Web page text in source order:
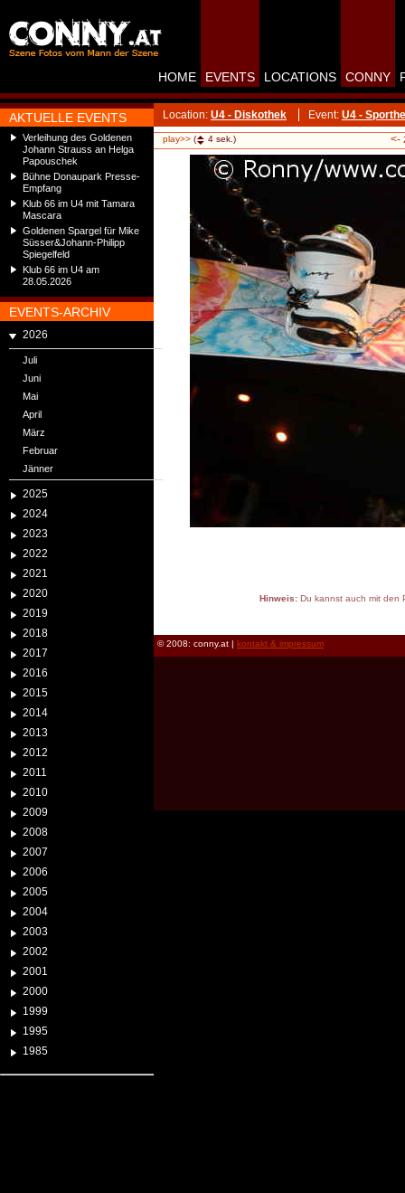
AKTUELLE EVENTS
Verleihung des Goldenen
Johann Strauss an Helga
Papouschek
Bühne Donaupark Presse-
Empfang
Klub 66 im U4 mit Tamara
Mascara
Goldenen Spargel für Mike
Süsser&Johann-Philipp
Spiegelfeld
Klub 66 im U4 am
28.05.2026
EVENTS-ARCHIV
2026
Juli
Juni
Mai
April
März
Februar
Jänner
2025
2024
2023
2022
2021
2020
2019
2018
2017
2016
2015
2014
2013
2012
2011
2010
2009
2008
2007
2006
2005
2004
2003
2002
2001
2000
1999
1995
1985
HOME EVENTS LOCATIONS CONNY
Location: U4 - Diskothek Event: U4 -
play>> ( 4 sek.) <-
Hinweis:Du kannst auch mit den
© 2008: conny.at | kontakt & impressum